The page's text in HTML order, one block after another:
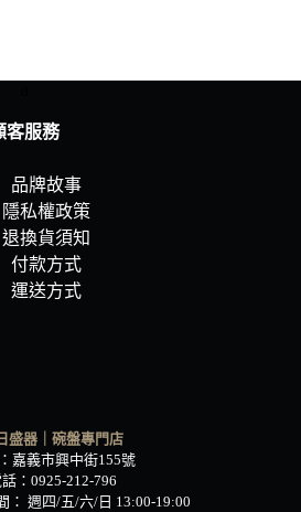
客服務
品牌故事
隱私權政策
退換貨須知
付款方式
運送方式
盛器｜碗盤專門店
嘉義市興中街155號
話：0925-212-796
： 週四/五/六/日 13:00-19:00